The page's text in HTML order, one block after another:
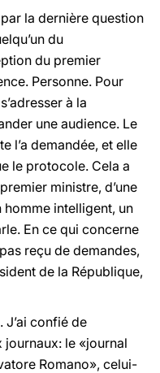
la dernière question
du
du premier
Personne. Pour
à la
une audience. Le
l’a demandée, et elle
le protocole. Cela a
ministre, d’une
homme intelligent, un
En ce qui concerne
reçu de demandes,
de la République,
J’ai confié de
journaux: le «journal
Romano», celui-